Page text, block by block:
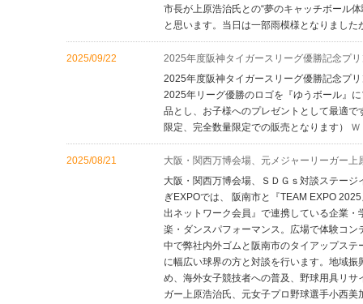
市長が上原浩治氏との“夢のキャッチボール
と思います。当日は一部雨模様となりまし
2025/09/22
2025年度阪神タイガースリーグ優勝記念プ
2025年度阪神タイガースリーグ優勝記念プ
2025年リーグ優勝のロゴを『ゆうボール』
品とし、お子様へのプレゼントとして最適
限定、完全数量限定での販売となります） Ｗ
2025/08/21
大阪・関西万博会場、元メジャーリーガー
大阪・関西万博会場、ＳＤＧｓ対談ステー
ぎEXPOでは、 阪南市と『TEAM EXPO
出ネットワーク会員』で連携している企業
楽・ダンスパフォーマンス。広場で体験コ
中で弊社内外ゴムと阪南市のタイアップス
に幅広い球界の方と対談を行います。地域
め、海外女子競技者への普及、野球用具リ
ガー上原浩治氏、元女子プロ野球選手小西